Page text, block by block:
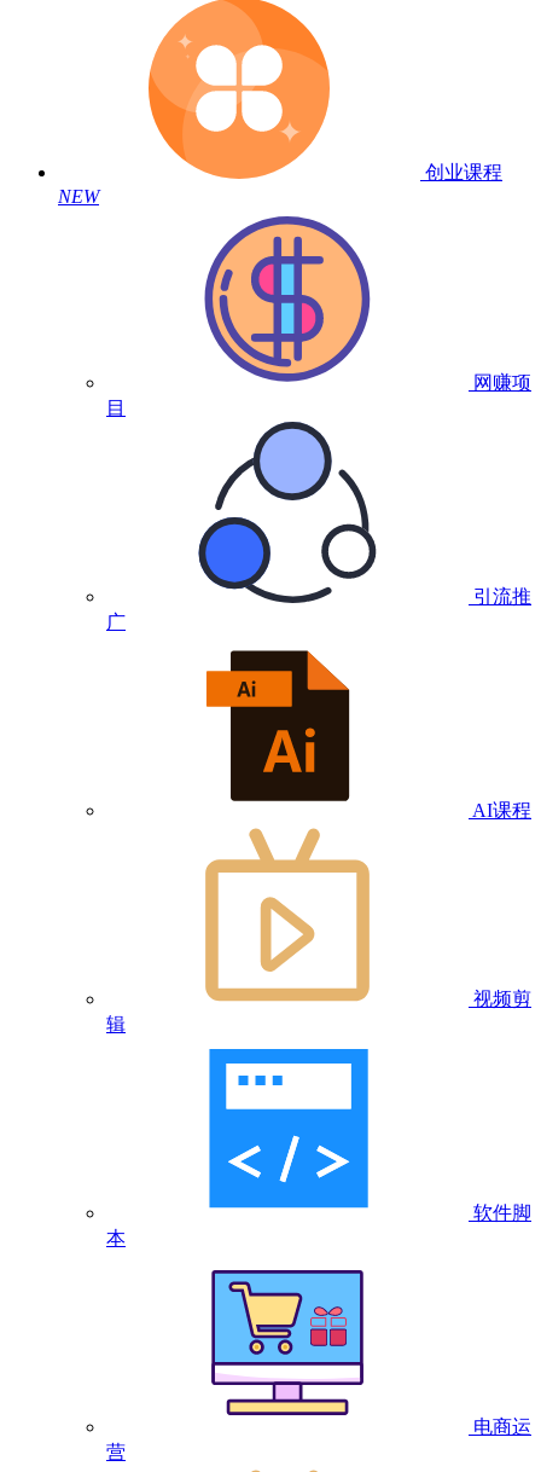
创业课程
NEW
网赚项
目
引流推
广
AI课程
视频剪
辑
软件脚
本
电商运
营